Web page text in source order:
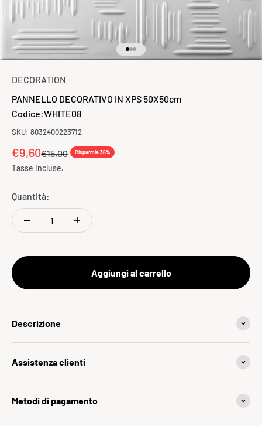
Vai all'articolo 1
Vai all'articolo 2
Vai all'articolo 3
DECORATION
PANNELLO DECORATIVO IN XPS 50X50cm
Codice:WHITE08
SKU: 8032400223712
Prezzo scontato
€9,60Prezzo
€15,00 Risparmia 36%
Tasse incluse.
Quantità:
Aggiungi al carrello
Descrizione
Assistenza clienti
Metodi di pagamento